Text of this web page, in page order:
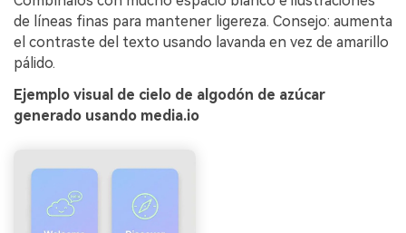
de líneas finas para mantener ligereza. Consejo: aumenta
el contraste del texto usando lavanda en vez de amarillo
pálido.
Ejemplo visual de cielo de algodón de azúcar
generado usando media.io